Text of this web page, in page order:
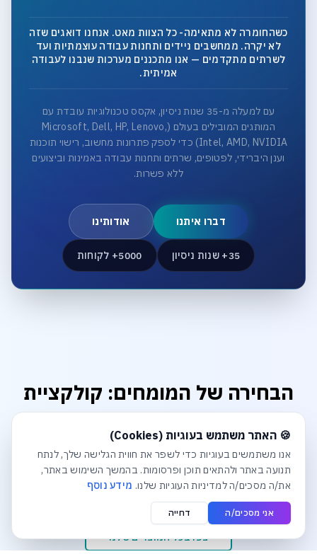
כשהחומרה לא מתאימה- כל הצוות מאט. אנחנו דואגים שזה
לא יקרה. ממחשבים ניידים ותחנות עבודה עוצמתיות ועד
לשרתים מתקדמים — אנו מתכננים מערכות שנבנו לעבודה
אמיתית.
עם למעלה מ-35 שנות ניסיון, אקסס טכנולוגיות עובדת עם
המותגים המובילים בעולם (Microsoft, Dell, HP, Lenovo,
Intel, AMD, NVIDIA) כדי לספק פתרונות מחשוב, רישוי תוכנות
וענן היברידי, לפטופים, שרתים ותחנות עבודה באמינות וביצועים
ללא פשרות.
דברו איתנו אודותינו
35+ שנות ניסיון 5000+ לקוחות
הבחירה של המומחים: קולקציית
הפרימיום
מוצרים שנבחרו בקפידה כדי להבטיח לכם ביצועים, אמינות
ואיכות ללא פשרות. דברו עם המומחים שלנו להתאמה אישית.
צפו בכל המוצרים שלנו
חלונית עוגיות נפתחה אוטומטית. לסגירה יש ללחוץ על כפתור
🍪 האתר משתמש בעוגיות (Cookies)
אנו משתמשים בעוגיות כדי לשפר את חווית הגלישה שלך, לנתח
תנועה באתר ולהתאים תוכן ופרסומות. בהמשך השימוש באתר,
את/ה מסכים/ה למדיניות העוגיות שלנו. מידע נוסף
אני מסכים/ה דחייה